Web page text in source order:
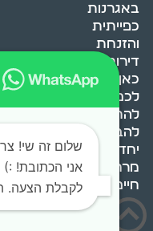
באגרנות
כפייתית
והזנחת
דירות, אנחנו
כאן כדי לעזור
לכם
להתמודד,
להבין ולשנות.
יחד, ניצור
מרחב
חיים בריא ומאוזן.
שלום זה שי!
אני הכתובת! :)
לקבלת הצעה.